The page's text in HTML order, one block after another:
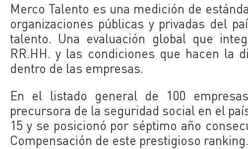
Merco Talento es una medición de
organizaciones públicas y privadas del
talento. Una evaluación global que
RR.HH. y las condiciones que hacen la
dentro de las empresas.
En el listado general de 100
precursora de la seguridad social en el
15 y se posicionó por séptimo año
Compensación de este prestigioso ranking.